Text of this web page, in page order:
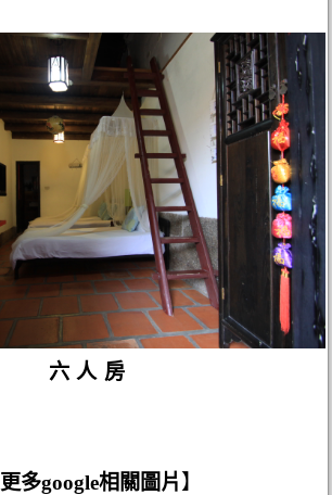
六人房
更多google相關圖片 】